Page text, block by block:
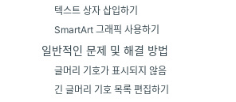
텍스트 상자 삽입하기
SmartArt 그래픽 사용하기
일반적인 문제 및 해결 방법
글머리 기호가 표시되지 않음
긴 글머리 기호 목록 편집하기